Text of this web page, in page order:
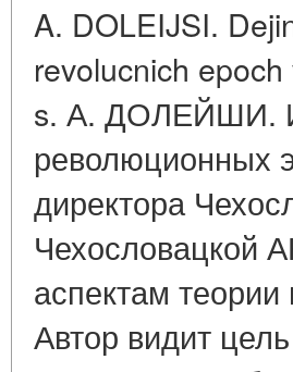
A. DOLEIJSI.
revolucnich
s. А. ДОЛЕЙШИ.
революционных
директора
Чехословацкой
аспектам теории
Автор видит